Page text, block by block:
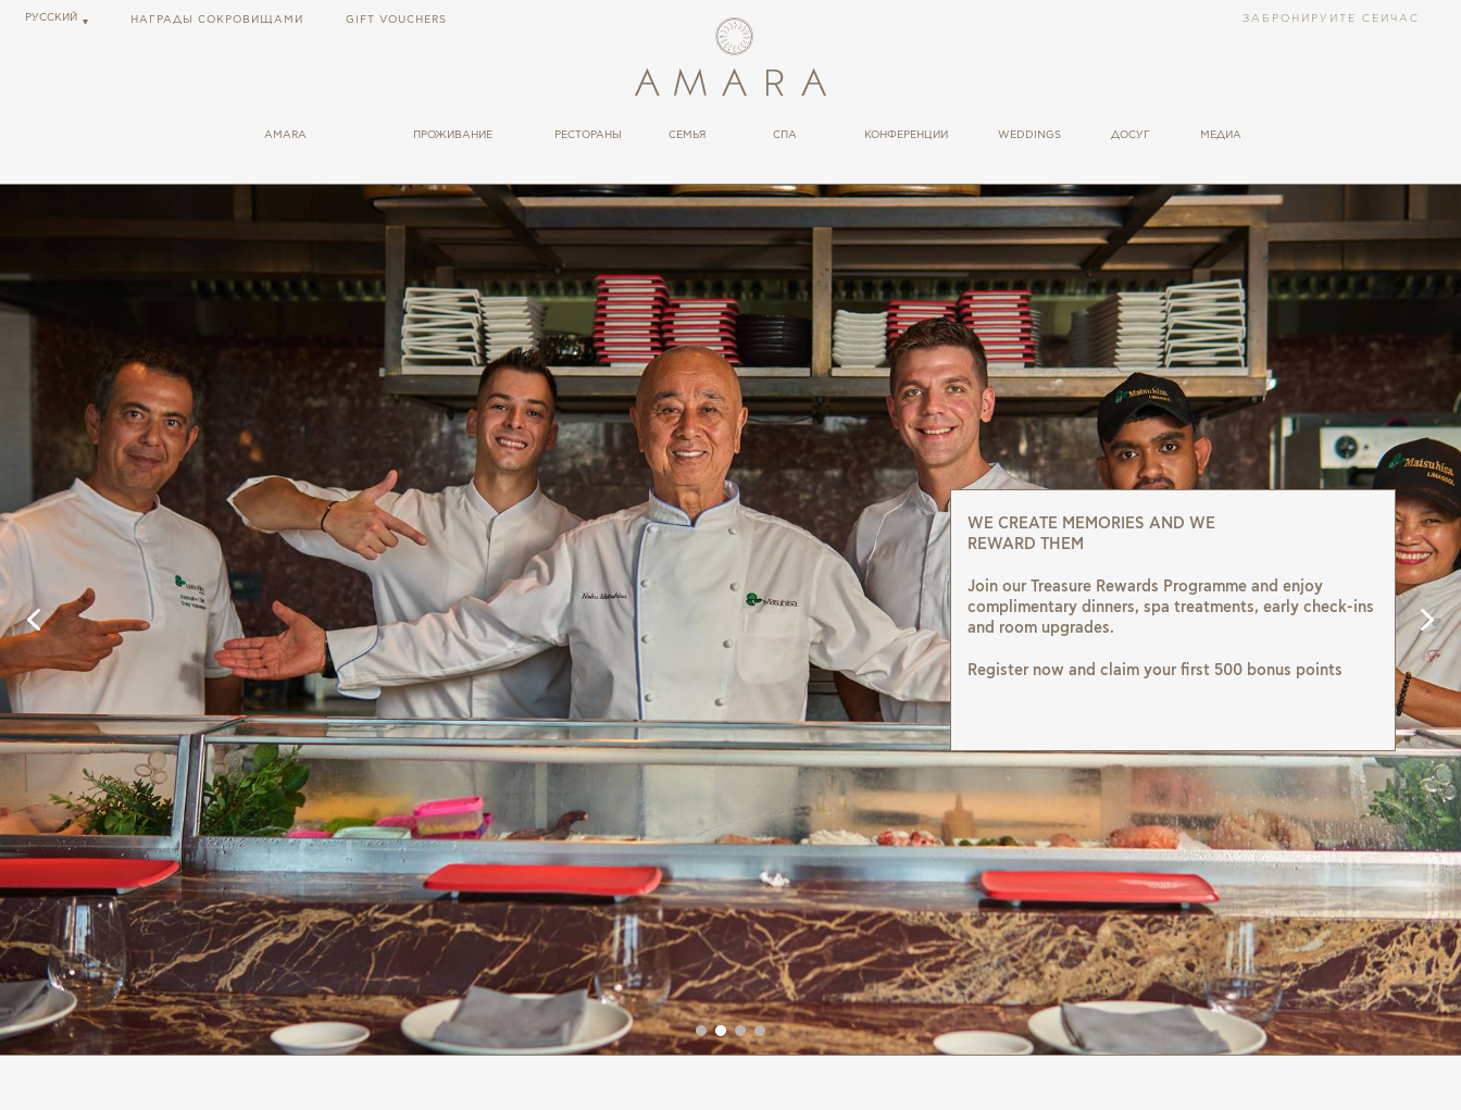
РУССКИЙ НАГРАДЫ СОКРОВИЩАМИ GIFT VOUCHERS ЗАБРОНИРУЙТЕ СЕЙЧАС
AMARA
ВАКАНСИИ
СОЦИАЛЬНАЯ ОТВЕТСТВЕННОСТЬ
ПРОЖИВАНИЕ
КОТТЕДЖ
ЛЮКСЫ
РЕСТОРАНЫ
БАРЫ
СЕМЬЯ
СПА
ВЕЛНЕС
ПОВЕДЕНИЕ
КОНФЕРЕНЦИИ WEDDINGS ДОСУГ МЕДИА
WE CREATE MEMORIES AND WE
REWARD THEM
Join our Treasure Rewards Programme and enjoy
complimentary dinners, spa treatments, early check-ins
and room upgrades.
Register now and claim your first 500 bonus points
WE CREATE MEMORIES AND WE
REWARD THEM
Join our Treasure Rewards Programme and enjoy
complimentary dinners, spa treatments, early check-ins
and room upgrades.
Register now and claim your first 500 bonus points